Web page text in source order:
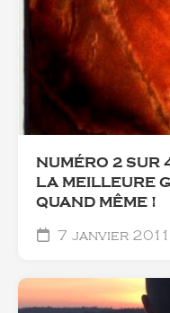
NUMÉRO 2 SUR
LA MEILLEURE
QUAND MÊME !
7 janvier 2011